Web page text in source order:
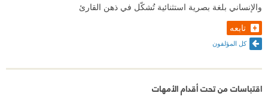
والإنساني بلغة بصرية استثنائية تُشكّل في ذهن القارئ
تابعه
كل المؤلفون
اقتباسات من تحت أقدام الأمهات